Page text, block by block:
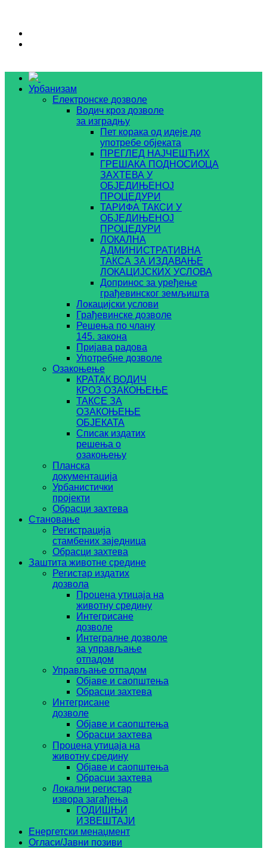
Урбанизам
Електронске дозволе
Водич кроз дозволе
за изградњу
Пет корака од идеје до
употребе објеката
ПРЕГЛЕД НАЈЧЕШЋИХ
ГРЕШАКА ПОДНОСИОЦА
ЗАХТЕВА У
ОБЈЕДИЊЕНОЈ
ПРОЦЕДУРИ
ТАРИФА ТАКСИ У
ОБЈЕДИЊЕНОЈ
ПРОЦЕДУРИ
ЛОКАЛНА
АДМИНИСТРАТИВНА
ТАКСА ЗА ИЗДАВАЊЕ
ЛОКАЦИЈСКИХ УСЛОВА
Допринос за уређење
грађевинског земљишта
Локацијски услови
Грађевинске дозволе
Решења по члану
145. закона
Пријава радова
Употребне дозволе
Озакоњење
КРАТАК ВОДИЧ
КРОЗ ОЗАКОЊЕЊЕ
ТАКСЕ ЗА
ОЗАКОЊЕЊЕ
ОБЈЕКАТА
Списак издатих
решења о
озакоњењу
Планска
документација
Урбанистички
пројекти
Обрасци захтева
Становање
Регистрација
стамбених заједница
Обрасци захтева
Заштита животне средине
Регистар издатих
дозвола
Процена утицаја на
животну средину
Интегрисане
дозволе
Интегралне дозволе
за управљање
отпадом
Управљање отпадом
Објаве и саопштења
Обрасци захтева
Интегрисане
дозволе
Објаве и саопштења
Обрасци захтева
Процена утицаја на
животну средину
Објаве и саопштења
Обрасци захтева
Локални регистар
извора загађења
ГОДИШЊИ
ИЗВЕШТАЈИ
Енергетски менаџмент
Огласи/Јавни позиви